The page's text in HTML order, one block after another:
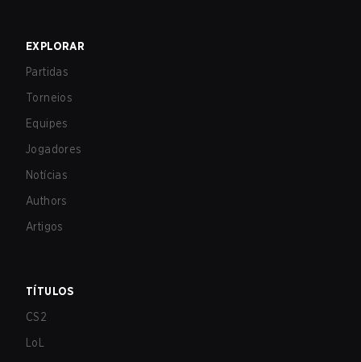
EXPLORAR
Partidas
Torneios
Equipes
Jogadores
Notícias
Authors
Artigos
TÍTULOS
CS2
LoL